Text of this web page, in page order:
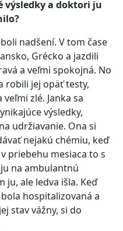
výsledky a doktori ju
nadšení. V tom čase
Grécko a jazdili
a veľmi spokojná. No
robili jej opäť testy,
zlé. Janka sa
výsledky,
udržiavanie. Ona si
nejakú chémiu, keď
priebehu mesiaca to s
na ambulantnú
ju, ale ledva išla. Keď
hospitalizovaná a
stav vážny, si do